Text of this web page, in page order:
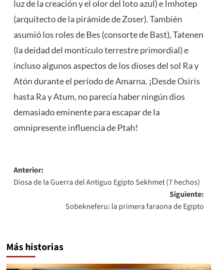
luz de la creación y el olor del loto azul) e Imhotep
(arquitecto de la pirámide de Zoser). También
asumió los roles de Bes (consorte de Bast), Tatenen
(la deidad del montículo terrestre primordial) e
incluso algunos aspectos de los dioses del sol Ra y
Atón durante el período de Amarna. ¡Desde Osiris
hasta Ra y Atum, no parecía haber ningún dios
demasiado eminente para escapar de la
omnipresente influencia de Ptah!
Navegación
de
entradas
Anterior:
Diosa de la Guerra del Antiguo Egipto Sekhmet (7 hechos)
Siguiente:
Sobekneferu: la primera faraona de Egipto
Más historias